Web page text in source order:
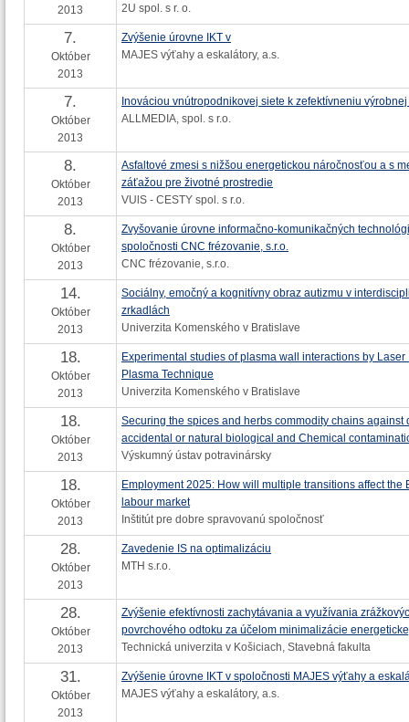
2013
2U spol. s r. o.
7.
Október
2013
Zvýšenie úrovne IKT v
MAJES výťahy a eskalátory, a.s.
7.
Október
2013
Inováciou vnútropodnikovej siete k zefektívneniu
ALLMEDIA, spol. s r.o.
8.
Október
2013
Asfaltové zmesi s nižšou energetickou náročnosťou a s
záťažou pre životné prostredie
VUlS - CESTY spol. s r.o.
8.
Október
2013
Zvyšovanie úrovne informačno-komunikačných
spoločnosti CNC frézovanie, s.r.o.
CNC frézovanie, s.r.o.
14.
Október
2013
Sociálny, emočný a kognitívny obraz autizmu v
zrkadlách
Univerzita Komenského v Bratislave
18.
Október
2013
Experimental studies of plasma wall interactions by Laser
Plasma Technique
Univerzita Komenského v Bratislave
18.
Október
2013
Securing the spices and herbs commodity chains against
accidental or natural biological and Chemical
Výskumný ústav potravinársky
18.
Október
2013
Employment 2025: How will multiple transitions affect the
labour market
Inštitút pre dobre spravovanú spoločnosť
28.
Október
2013
Zavedenie IS na optimalizáciu
MTH s.r.o.
28.
Október
2013
Zvýšenie efektívnosti zachytávania a využívania
povrchového odtoku za účelom minimalizácie
Technická univerzita v Košiciach, Stavebná fakulta
31.
Október
2013
Zvýšenie úrovne IKT v spoločnosti MAJES výťahy a
MAJES výťahy a eskalátory, a.s.